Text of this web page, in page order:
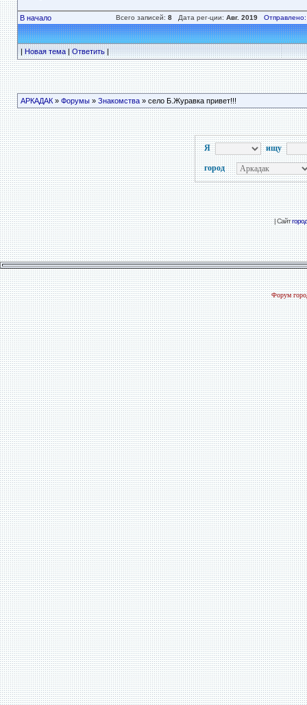
В начало Всего записей: 8Дата рег-ции: Авг. 2019 Отправлено:
|Новая тема|Ответить|
АРКАДАК» Форумы» Знакомства» село Б.Журавка привет!!!
Я ищу
город
| Сайт
Форум